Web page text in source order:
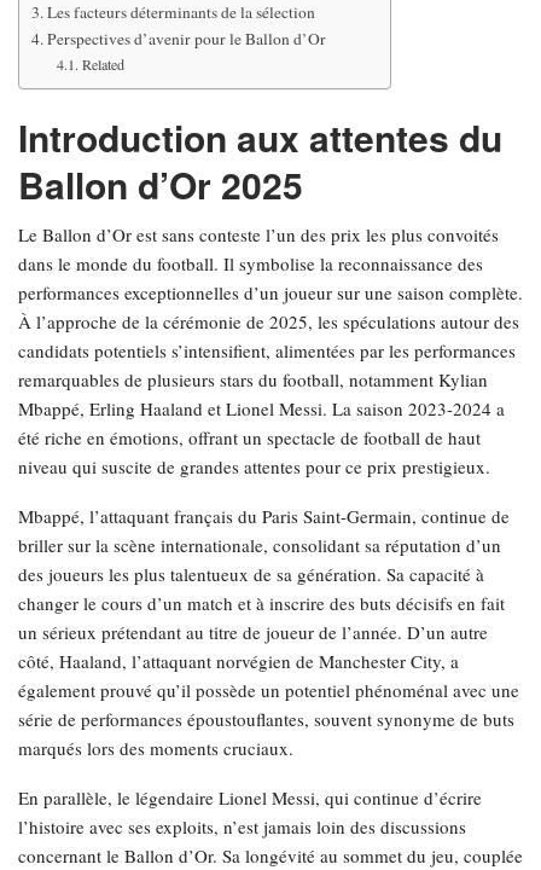
Les facteurs déterminants de la sélection
Perspectives d’avenir pour le Ballon d’Or
Related
Introduction aux attentes du
Ballon d’Or 2025
Le Ballon d’Or est sans conteste l’un des prix les plus convoités
dans le monde du football. Il symbolise la reconnaissance des
performances exceptionnelles d’un joueur sur une saison complète.
À l’approche de la cérémonie de 2025, les spéculations autour des
candidats potentiels s’intensifient, alimentées par les performances
remarquables de plusieurs stars du football, notamment Kylian
Mbappé, Erling Haaland et Lionel Messi. La saison 2023-2024 a
été riche en émotions, offrant un spectacle de football de haut
niveau qui suscite de grandes attentes pour ce prix prestigieux.
Mbappé, l’attaquant français du Paris Saint-Germain, continue de
briller sur la scène internationale, consolidant sa réputation d’un
des joueurs les plus talentueux de sa génération. Sa capacité à
changer le cours d’un match et à inscrire des buts décisifs en fait
un sérieux prétendant au titre de joueur de l’année. D’un autre
côté, Haaland, l’attaquant norvégien de Manchester City, a
également prouvé qu’il possède un potentiel phénoménal avec une
série de performances époustouflantes, souvent synonyme de buts
marqués lors des moments cruciaux.
En parallèle, le légendaire Lionel Messi, qui continue d’écrire
l’histoire avec ses exploits, n’est jamais loin des discussions
concernant le Ballon d’Or. Sa longévité au sommet du jeu, couplée